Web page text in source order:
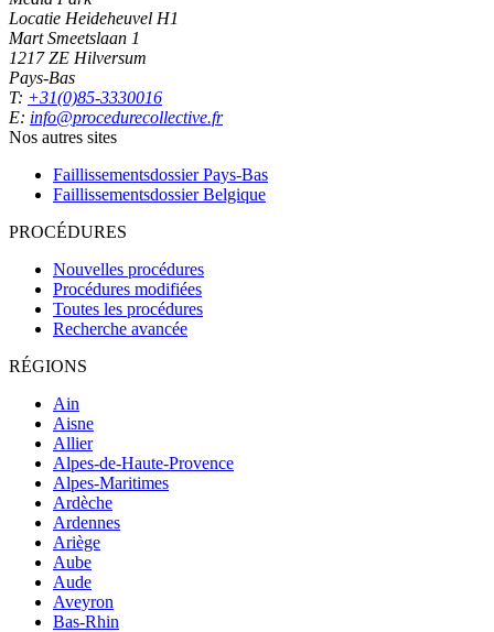
Locatie Heideheuvel H1
Mart Smeetslaan 1
1217 ZE Hilversum
Pays-Bas
T: +31(0)85-3330016
E: info@procedurecollective.fr
Nos autres sites
Faillissementsdossier Pays-Bas
Faillissementsdossier Belgique
PROCÉDURES
Nouvelles procédures
Procédures modifiées
Toutes les procédures
Recherche avancée
RÉGIONS
Ain
Aisne
Allier
Alpes-de-Haute-Provence
Alpes-Maritimes
Ardèche
Ardennes
Ariège
Aube
Aude
Aveyron
Bas-Rhin